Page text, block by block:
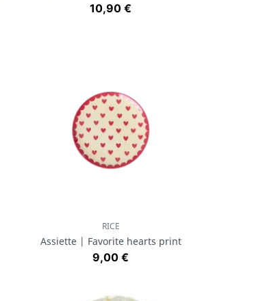
Prix
10,90 €
Aperçu rapide
RICE
Assiette | Favorite hearts print
Prix
9,00 €